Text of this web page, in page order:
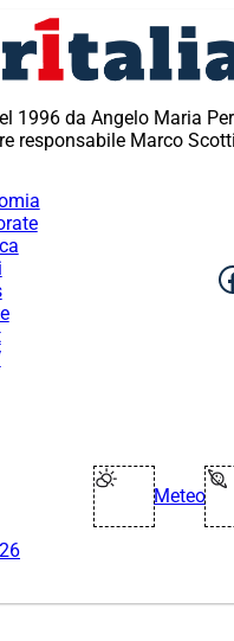
1996 da Angelo Maria
responsabile Marco Scotti
Meteo